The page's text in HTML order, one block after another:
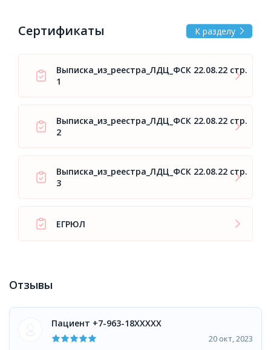
Сертификаты К разделу
Выписка_из_реестра_ЛДЦ_ФСК 22.08.22 стр.
1
Выписка_из_реестра_ЛДЦ_ФСК 22.08.22 стр.
2
Выписка_из_реестра_ЛДЦ_ФСК 22.08.22 стр.
3
ЕГРЮЛ
Отзывы
Пациент +7-963-18XXXXX
20 окт, 2023